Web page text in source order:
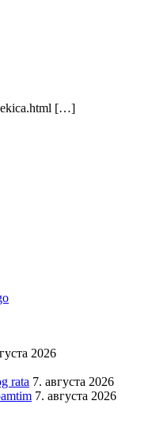
[…]
2026
rata 7. августа 2026
7. августа 2026